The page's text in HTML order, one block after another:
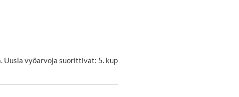
Uusia vyöarvoja suorittivat: 5. kup